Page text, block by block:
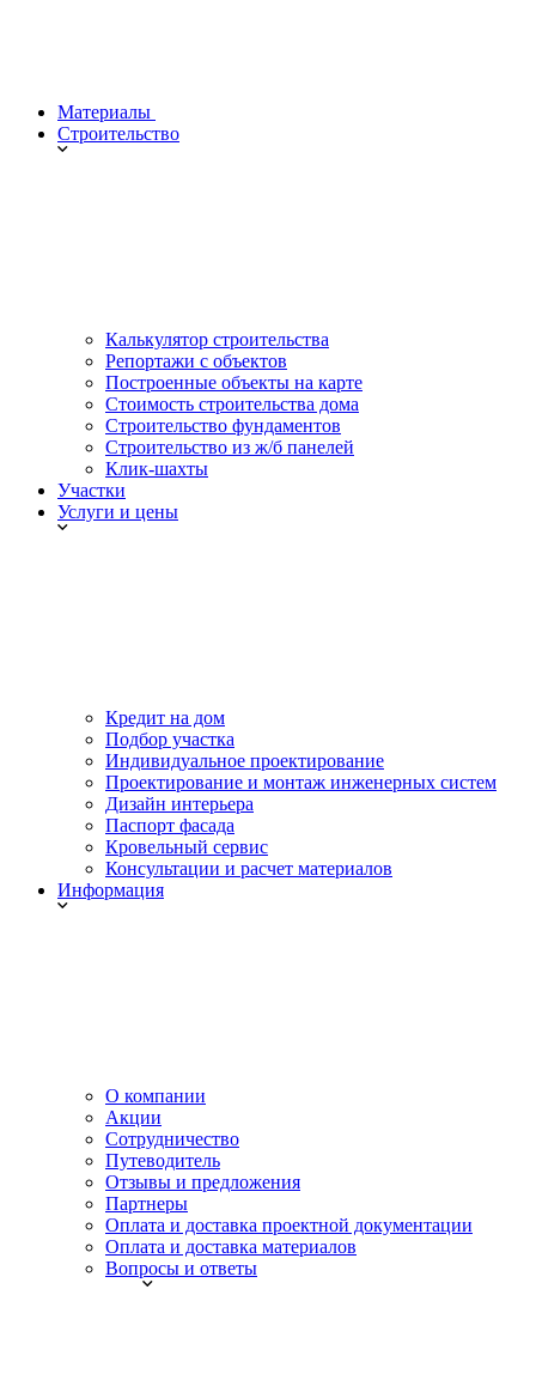
Материалы
Строительство
Калькулятор строительства
Репортажи с объектов
Построенные объекты на карте
Стоимость строительства дома
Строительство фундаментов
Строительство из ж/б панелей
Клик-шахты
Участки
Услуги и цены
Кредит на дом
Подбор участка
Индивидуальное проектирование
Проектирование и монтаж инженерных систем
Дизайн интерьера
Паспорт фасада
Кровельный сервис
Консультации и расчет материалов
Информация
О компании
Акции
Сотрудничество
Путеводитель
Отзывы и предложения
Партнеры
Оплата и доставка проектной документации
Оплата и доставка материалов
Вопросы и ответы